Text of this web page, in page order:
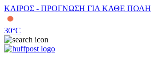
ΚΑΙΡΟΣ - ΠΡΟΓΝΩΣΗ ΓΙΑ ΚΑΘΕ ΠΟΛΗ
30°C